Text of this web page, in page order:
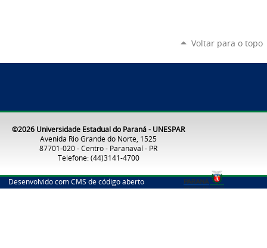
Voltar para o topo
©2026 Universidade Estadual do Paraná - UNESPAR
Avenida Rio Grande do Norte, 1525
87701-020 - Centro - Paranavaí - PR
Telefone: (44)3141-4700
Desenvolvido com CMS de código aberto